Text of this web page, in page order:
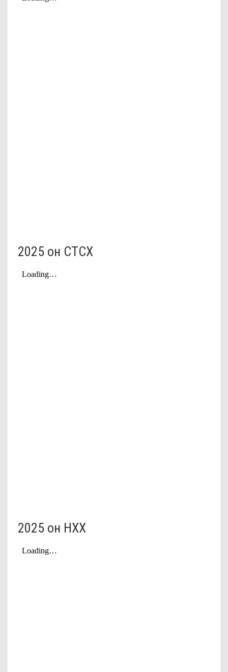
2025 он СТСХ
2025 он НХХ